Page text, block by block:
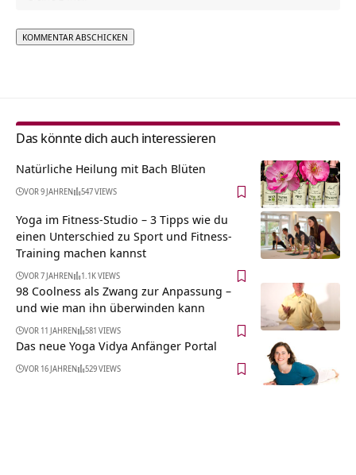
Das könnte dich auch interessieren
Natürliche Heilung mit Bach Blüten
VOR 9 JAHREN 547 VIEWS
Yoga im Fitness-Studio – 3 Tipps wie du
einen Unterschied zu Sport und Fitness-
Training machen kannst
VOR 7 JAHREN 1.1K VIEWS
98 Coolness als Zwang zur Anpassung –
und wie man ihn überwinden kann
VOR 11 JAHREN 581 VIEWS
Das neue Yoga Vidya Anfänger Portal
VOR 16 JAHREN 529 VIEWS